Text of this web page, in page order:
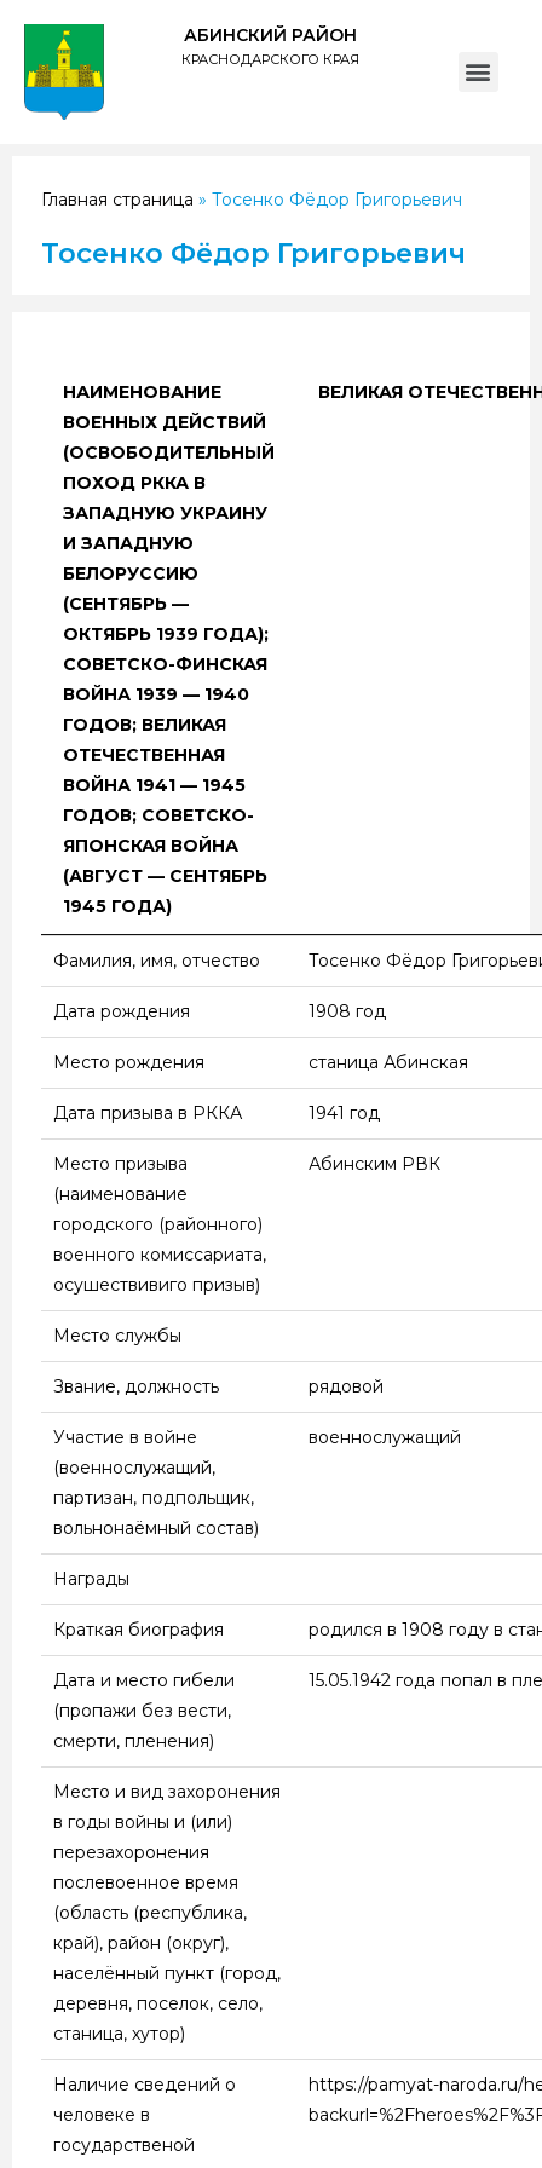
АБИНСКИЙ РАЙОН
КРАСНОДАРСКОГО КРАЯ
Главная страница » Тосенко Фёдор Григорьевич
Тосенко Фёдор Григорьевич
НАИМЕНОВАНИЕ
ВОЕННЫХ ДЕЙСТВИЙ
(ОСВОБОДИТЕЛЬНЫЙ
ПОХОД РККА В
ЗАПАДНУЮ УКРАИНУ
И ЗАПАДНУЮ
БЕЛОРУССИЮ
(СЕНТЯБРЬ —
ОКТЯБРЬ 1939 ГОДА);
СОВЕТСКО-ФИНСКАЯ
ВОЙНА 1939 — 1940
ГОДОВ; ВЕЛИКАЯ
ОТЕЧЕСТВЕННАЯ
ВОЙНА 1941 — 1945
ГОДОВ; СОВЕТСКО-
ЯПОНСКАЯ ВОЙНА
(АВГУСТ — СЕНТЯБРЬ
1945 ГОДА)
ВЕЛИКАЯ
Фамилия, имя, отчество Тосенко Фёдор
Дата рождения 1908 год
Место рождения станица Абинская
Дата призыва в РККА 1941 год
Место призыва
(наименование
городского (районного)
военного комиссариата,
осушествивиго призыв)
Абинским РВК
Место службы
Звание, должность рядовой
Участие в войне
(военнослужащий,
партизан, подпольщик,
вольнонаёмный состав)
военнослужащий
Награды
Краткая биография родился в 1908 году в
Дата и место гибели
(пропажи без вести,
смерти, пленения)
15.05.1942 года попал в
Место и вид захоронения
в годы войны и (или)
перезахоронения
послевоенное время
(область (республика,
край), район (округ),
населённый пункт (город,
деревня, поселок, село,
станица, хутор)
Наличие сведений о
человеке в
государственой
https://pamyat-naroda.ru/